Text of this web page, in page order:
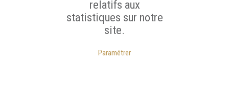
relatifs aux
statistiques sur notre
site.
Paramétrer